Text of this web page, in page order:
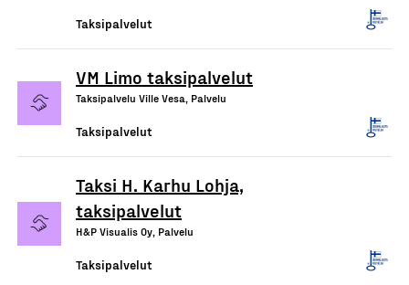
Taksipalvelut
VM Limo taksipalvelut
Taksipalvelu Ville Vesa, Palvelu
Taksipalvelut
Taksi H. Karhu Lohja,
taksipalvelut
H&P Visualis Oy, Palvelu
Taksipalvelut